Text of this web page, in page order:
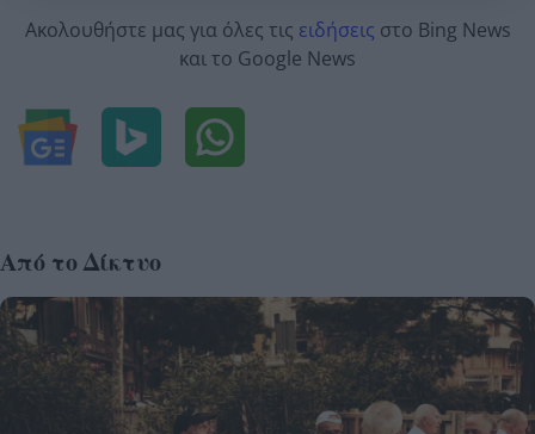
Ακολουθήστε μας για όλες τις ειδήσεις στο Bing News
και το Google News
Από το Δίκτυο